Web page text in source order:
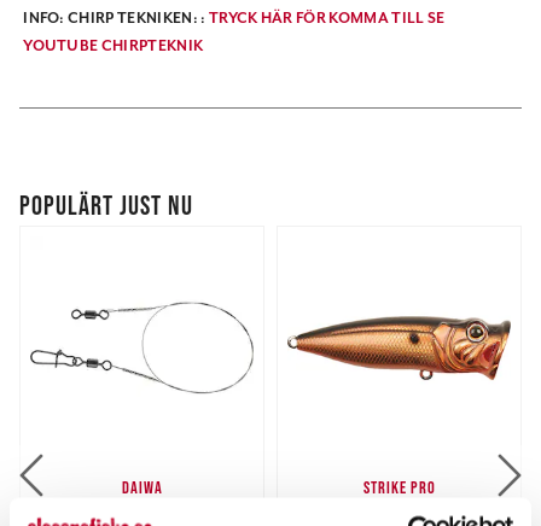
INFO: CHIRP TEKNIKEN: : TRYCK HÄR FÖR KOMMA TILL SE
YOUTUBE CHIRPTEKNIK
POPULÄRT JUST NU
DAIWA
Prorex Titaniumtafs 30cm
STRIKE PRO
Perch Pop 7cm